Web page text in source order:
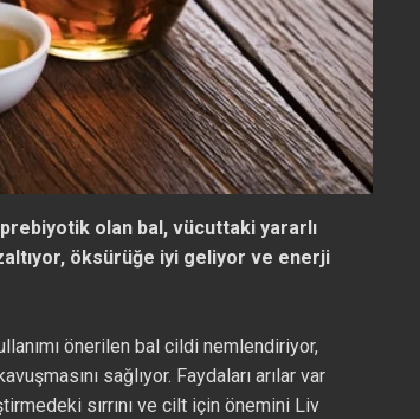
olan bal, vücuttaki yararlı
öksürüğe iyi geliyor ve enerji
önerilen bal cildi nemlendiriyor,
sağlıyor. Faydaları arılar var
sırrını ve cilt için önemini Liv